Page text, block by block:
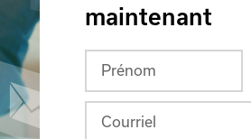
maintenant